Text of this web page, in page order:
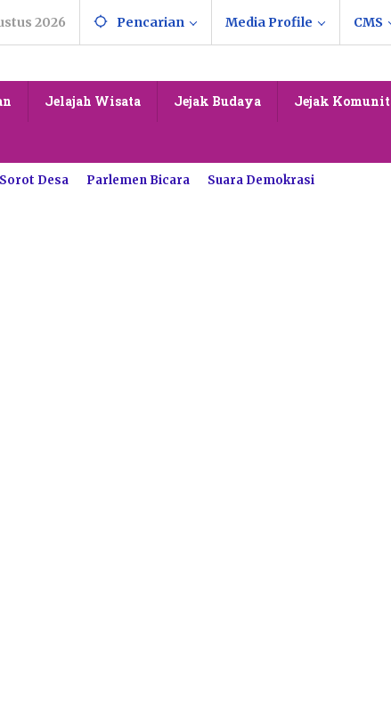
2026 Pencarian Media Profile CMS
Jelajah Wisata Jejak Budaya Jejak
Sorot Desa Parlemen Bicara Suara Demokrasi